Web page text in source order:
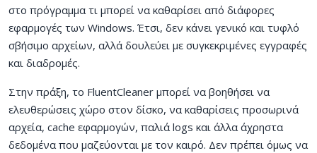
στο πρόγραμμα τι μπορεί να καθαρίσει από διάφορες
εφαρμογές των Windows. Έτσι, δεν κάνει γενικό και τυφλό
σβήσιμο αρχείων, αλλά δουλεύει με συγκεκριμένες εγγραφές
και διαδρομές.
Στην πράξη, το FluentCleaner μπορεί να βοηθήσει να
ελευθερώσεις χώρο στον δίσκο, να καθαρίσεις προσωρινά
αρχεία, cache εφαρμογών, παλιά logs και άλλα άχρηστα
δεδομένα που μαζεύονται με τον καιρό. Δεν πρέπει όμως να